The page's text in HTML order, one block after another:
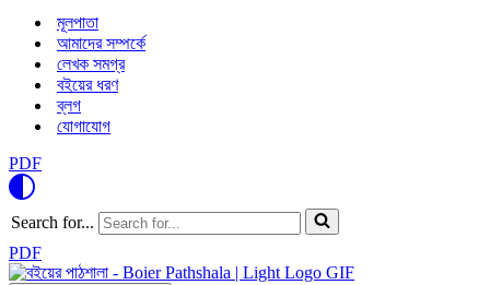
মূলপাতা
আমাদের সম্পর্কে
লেখক সমগ্র
বইয়ের ধরণ
ব্লগ
যোগাযোগ
PDF
Search for...
PDF